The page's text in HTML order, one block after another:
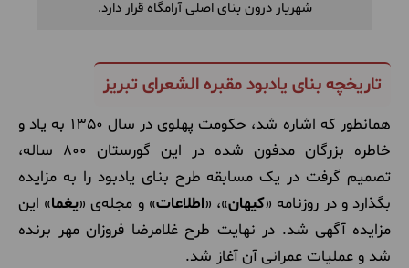
شهریار درون بنای اصلی آرامگاه قرار دارد.
تاریخچه بنای یادبود مقبره الشعرای تبریز
همانطور که اشاره شد، حکومت پهلوی در سال 1350 به یاد و
خاطره بزرگان مدفون شده در این گورستان 800 ساله،
تصمیم گرفت در یک مسابقه طرح بنای یادبود را به مزایده
بگذارد و در روزنامه «کیهان»، «اطلاعات» و مجله‌ی «یغما» این
مزایده آگهی شد. در نهایت طرح غلامرضا فروزان مهر برنده
شد و عملیات عمرانی آن آغاز شد.